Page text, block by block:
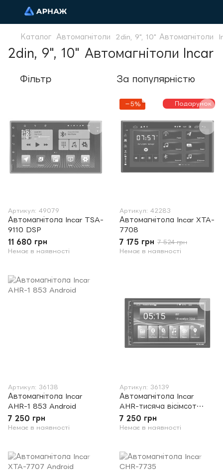
Каталог Автомагнітоли 2din, 9", 10" Автомагнітоли
2din, 9", 10" Автомагнітоли Incar
Фільтр За популярністю
Артикул: 49079
Автомагнітола Incar TSA-
9110 DSP
11 680 грн
Немає в наявності
Подарунок
−5%
Артикул: 42283
Автомагнітола Incar XTA-
7708
7 175 грн 7 524 грн
Немає в наявності
Артикул: 36138
Автомагнітола Incar
AHR-1 853 Android
7 250 грн
Немає в наявності
Артикул: 36139
Автомагнітола Incar
AHR-тисяча вісімсот
шістьдесят один Android
7 250 грн
Немає в наявності